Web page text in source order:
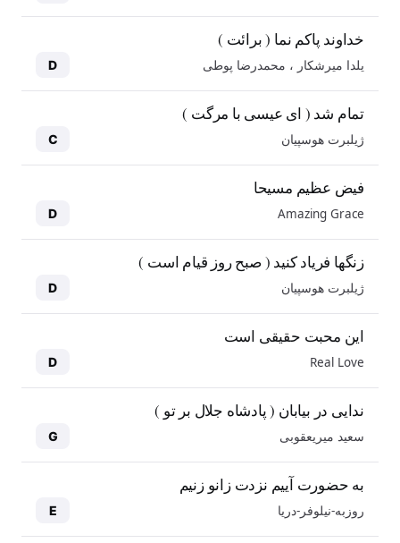
خداوند پاکم نما ( برائت )
یلدا میرشکار ، محمدرضا پوطی D
تمام شد ( ای عیسی با مرگت )
ژیلبرت هوسپیان C
فیض عظیم مسیحا
Amazing Grace
D
زنگها فریاد کنید ( صبح روز قیام است )
ژیلبرت هوسپیان D
این محبت حقیقی است
Real Love
D
ندایی در بیابان ( پادشاه جلال بر تو )
سعید میریعقوبی G
به حضورت آییم نزدت زانو زنیم
روزبه-نیلوفر-دریا E